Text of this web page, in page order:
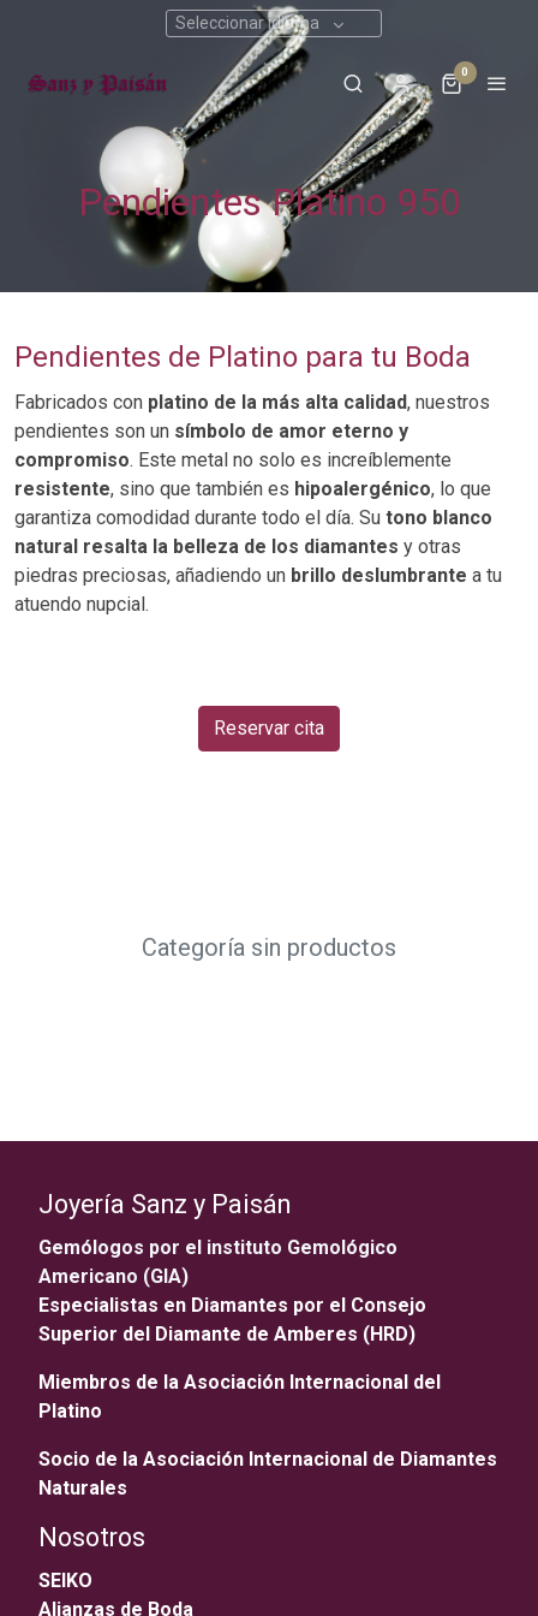
Seleccionar idioma
0
Pendientes Platino 950
Pendientes de Platino para tu Boda
Fabricados con platino de la más alta calidad, nuestros
pendientes son un símbolo de amor eterno y
compromiso. Este metal no solo es increíblemente
resistente, sino que también es hipoalergénico, lo que
garantiza comodidad durante todo el día. Su tono blanco
natural resalta la belleza de los diamantes y otras
piedras preciosas, añadiendo un brillo deslumbrante a tu
atuendo nupcial.
Reservar cita
Categoría sin productos
Joyería Sanz y Paisán
Gemólogos por el instituto Gemológico
Americano (GIA)
Especialistas en Diamantes por el Consejo
Superior del Diamante de Amberes (HRD)
Miembros de la Asociación Internacional del
Platino
Socio de la Asociación Internacional de Diamantes
Naturales
Nosotros
SEIKO
Alianzas de Boda